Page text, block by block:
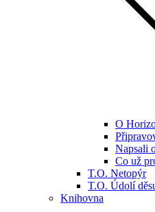
O
Napsali
Co už
T.O. Netopýr
T.O. Údolí
Knihovna